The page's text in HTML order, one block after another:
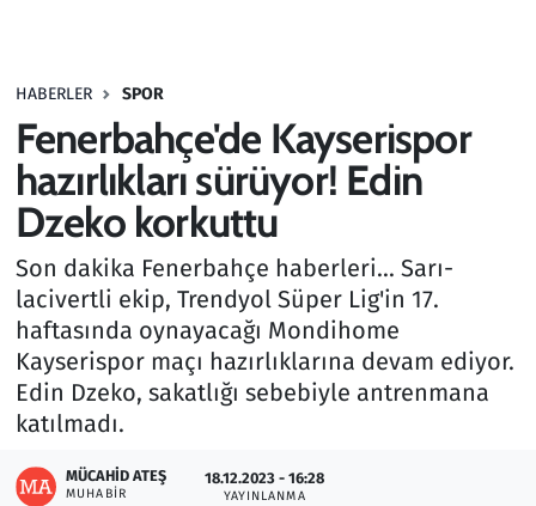
HABERLER SPOR
Fenerbahçe'de Kayserispor
hazırlıkları sürüyor! Edin
Dzeko korkuttu
Son dakika Fenerbahçe haberleri... Sarı-
lacivertli ekip, Trendyol Süper Lig'in 17.
haftasında oynayacağı Mondihome
Kayserispor maçı hazırlıklarına devam ediyor.
Edin Dzeko, sakatlığı sebebiyle antrenmana
katılmadı.
MÜCAHID ATEŞ
MUHABIR
18.12.2023 - 16:28
YAYINLANMA
Haber
Kültür Sanat
Kurumsal Haberler
Lezzet Durağı
Memur ve Kamu
Otomobil
Oyun